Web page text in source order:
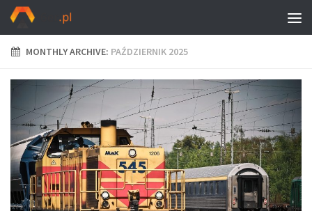
MONTHLY ARCHIVE: PAŹDZIERNIK 2025